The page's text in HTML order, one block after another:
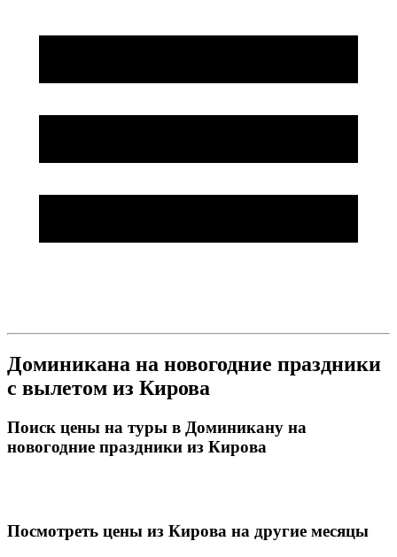
Доминикана на новогодние праздники
с вылетом из Кирова
Поиск цены на туры в Доминикану на
новогодние праздники из Кирова
Посмотреть цены из Кирова на другие месяцы